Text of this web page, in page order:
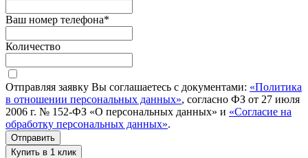
Ваш номер телефона*
Количество
Отправляя заявку Вы соглашаетесь с документами: «Политика
в отношении персональных данных», согласно ФЗ от 27 июля
2006 г. № 152-ФЗ «О персональных данных» и «Согласие на
обработку персональных данных».
Отправить
Купить в 1 клик